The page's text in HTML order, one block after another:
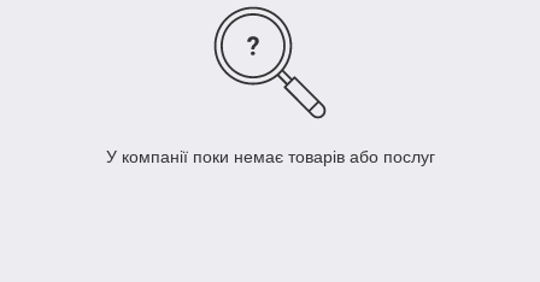
У компанії поки немає товарів або послуг